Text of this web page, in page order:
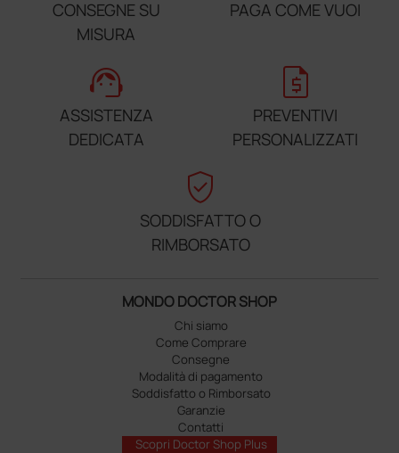
CONSEGNE SU
MISURA
PAGA COME VUOI
support_agent
ASSISTENZA
DEDICATA
request_quote
PREVENTIVI
PERSONALIZZATI
verified_user
SODDISFATTO O
RIMBORSATO
MONDO DOCTOR SHOP
Chi siamo
Come Comprare
Consegne
Modalità di pagamento
Soddisfatto o Rimborsato
Garanzie
Contatti
Scopri Doctor Shop Plus